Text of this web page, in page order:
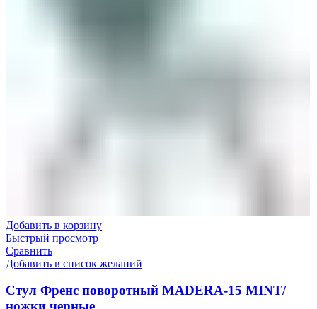
Добавить в корзину
Быстрый просмотр
Сравнить
Добавить в список желаний
Стул Френс поворотный MADERA-15 MINT/